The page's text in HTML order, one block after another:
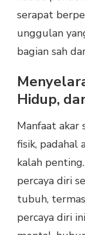
serapat
unggulan
bagian sah
Hidup,
Manfaat akar
fisik, padahal
kalah
percaya diri
tubuh,
percaya diri